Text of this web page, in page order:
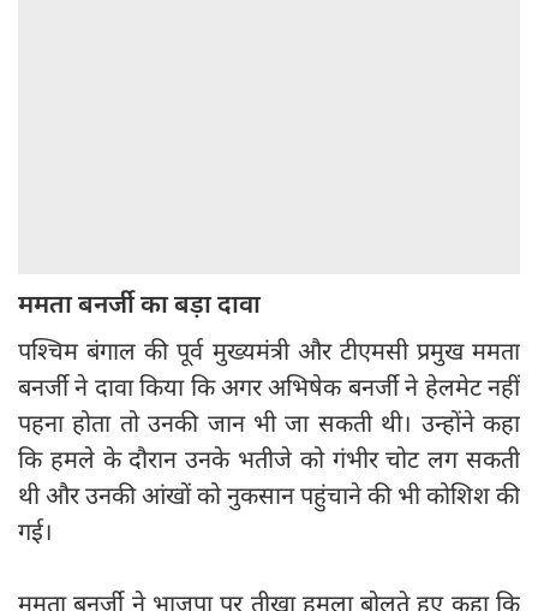
ममता बनर्जी का बड़ा दावा
पश्चिम बंगाल की पूर्व मुख्यमंत्री और टीएमसी प्रमुख ममता
बनर्जी ने दावा किया कि अगर अभिषेक बनर्जी ने हेलमेट नहीं
पहना होता तो उनकी जान भी जा सकती थी। उन्होंने कहा
कि हमले के दौरान उनके भतीजे को गंभीर चोट लग सकती
थी और उनकी आंखों को नुकसान पहुंचाने की भी कोशिश की
गई।
ममता बनर्जी ने भाजपा पर तीखा हमला बोलते हुए कहा कि